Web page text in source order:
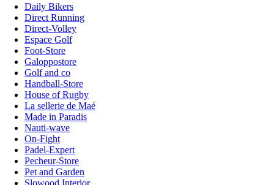
Daily Bikers
Direct Running
Direct-Volley
Espace Golf
Foot-Store
Galoppostore
Golf and co
Handball-Store
House of Rugby
La sellerie de Maé
Made in Paradis
Nauti-wave
On-Fight
Padel-Expert
Pecheur-Store
Pet and Garden
Slowood Interior